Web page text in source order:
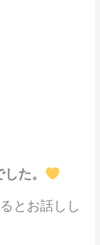
た。
とお話しし